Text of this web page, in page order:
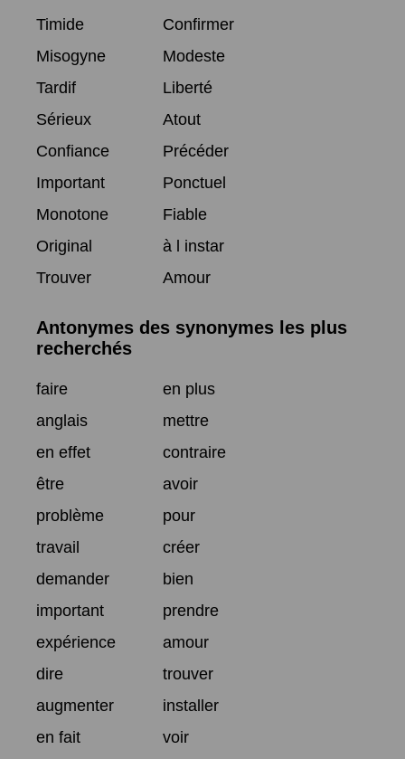
Timide
Confirmer
Misogyne
Modeste
Tardif
Liberté
Sérieux
Atout
Confiance
Précéder
Important
Ponctuel
Monotone
Fiable
Original
à l instar
Trouver
Amour
Antonymes des synonymes les plus
recherchés
faire
en plus
anglais
mettre
en effet
contraire
être
avoir
problème
pour
travail
créer
demander
bien
important
prendre
expérience
amour
dire
trouver
augmenter
installer
en fait
voir